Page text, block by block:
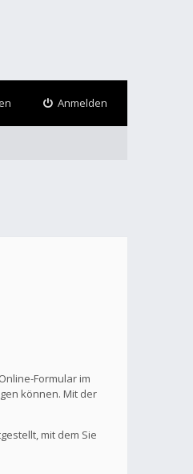
Anmelden
Formular im
können. Mit der
mit dem Sie